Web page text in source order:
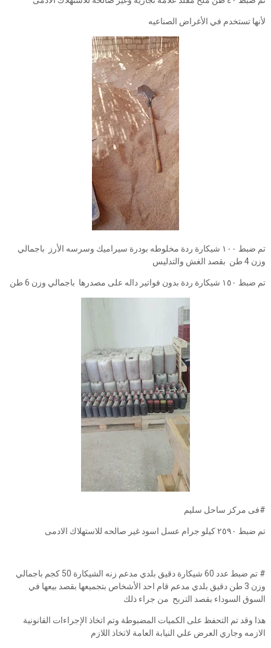
لأنها تستخدم في الأغراض الصناعيه
تم ضبط ١٠٠ شيكارة ردة مخلوطه بودرة سيراميك وسرسه الأرز باجمالي
وزن 4 طن بقصد الغش والتدليس
تم ضبط ١٥٠ شيكارة ردة بدون فواتير داله على مصدرها باجمالي وزن 6 طن
#فى مركز ساحل سليم
تم ضبط ٢٥٩٠ كيلو جرام عسل اسود غير صالحه للاستهلاك الادمى
# تم ضبط عدد 60 شيكارة دقيق بلدي مدعم زنه الشيكارة 50 كجم باجمالي
وزن 3 طن دقيق بلدي مدعم قام احد الأشخاص بتجميعها بقصد بيعها في
السوق السوداء بقصد التربح من جراء ذلك
هذا وقد تم التحفظ على الكميات المضبوطة وتم اتخاذ الإجراءات القانونية
الازمه وجاري العرض علي النيابة العامة لاتخاذ اللازم